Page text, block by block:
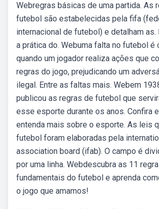
Webregras básicas de uma partida. As
futebol são estabelecidas pela fifa
internacional de futebol) e detalham
a prática do. Webuma falta no futebol é
quando um jogador realiza ações que
regras do jogo, prejudicando um
ilegal. Entre as faltas mais. Webem
publicou as regras de futebol que
esse esporte durante os anos. Confira
entenda mais sobre o esporte. As leis
futebol foram elaboradas pela
association board (ifab). O campo é
por uma linha. Webdescubra as 11
fundamentais do futebol e aprenda
o jogo que amamos!